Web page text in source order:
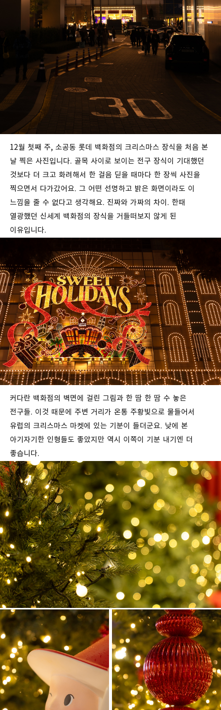
12월 첫째 주, 소공동 롯데 백화점의 크리스마스 장식을 처음 본
날 찍은 사진입니다. 골목 사이로 보이는 전구 장식이 기대했던
것보다 더 크고 화려해서 한 걸음 딛을 때마다 한 장씩 사진을
찍으면서 다가갔어요. 그 어떤 선명하고 밝은 화면이라도 이
느낌을 줄 수 없다고 생각해요. 진짜와 가짜의 차이. 한때
열광했던 신세계 백화점의 장식을 거들떠보지 않게 된
이유입니다.
커다란 백화점의 벽면에 걸린 그림과 한 땀 한 땀 수 놓은
전구들. 이것 때문에 주변 거리가 온통 주황빛으로 물들어서
유럽의 크리스마스 마켓에 있는 기분이 들더군요. 낮에 본
아기자기한 인형들도 좋았지만 역시 이쪽이 기분 내기엔 더
좋습니다.